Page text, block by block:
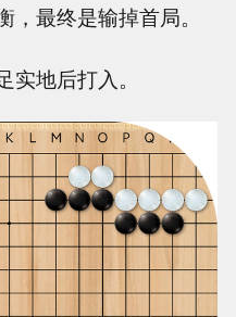
最终是输掉首局。
地后打入。